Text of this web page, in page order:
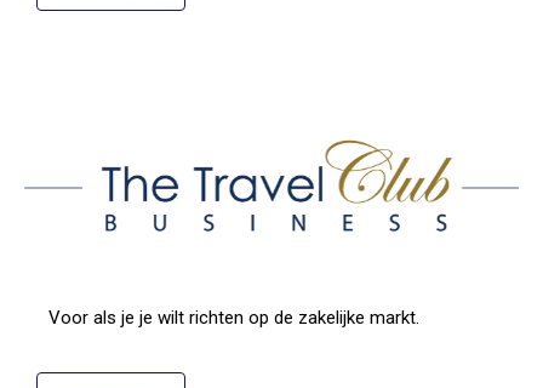
Voor als je je wilt richten op de zakelijke markt.